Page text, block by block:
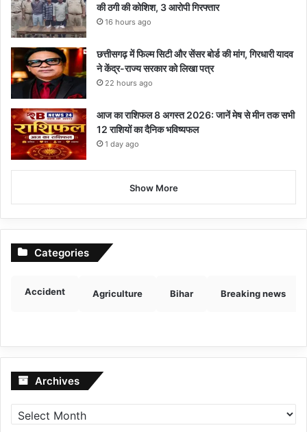
की ठगी की कोशिश, 3 आरोपी गिरफ्तार
16 hours ago
छत्तीसगढ़ में फिल्म सिटी और सेंसर बोर्ड की मांग, गिरधारी यादव
ने केंद्र-राज्य सरकार को लिखा पत्र
22 hours ago
आज का राशिफल 8 अगस्त 2026: जानें मेष से मीन तक सभी
12 राशियों का दैनिक भविष्यफल
1 day ago
Show More
Categories
Accident Agriculture Bihar Breaking news
Archives Archives